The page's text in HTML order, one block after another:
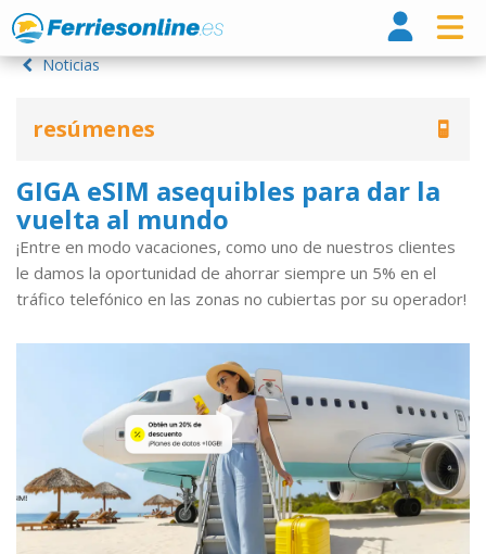
Noticias
resúmenes
GIGA eSIM asequibles para dar la
vuelta al mundo
¡Entre en modo vacaciones, como uno de nuestros clientes
le damos la oportunidad de ahorrar siempre un 5% en el
tráfico telefónico en las zonas no cubiertas por su operador!